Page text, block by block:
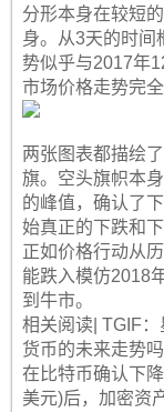
分形本身在较短
身。从3天的时间
势似乎与2017年
市场价格走势完全
两张图表都描绘
旗。空头旗帜本
的峰值，确认了
始真正的下跌和下
正如价格行动从
能跌入模仿2018
到牛市。
相关阅读| TGIF
货币的未来走势
在比特币确认下
美元)后，加密资